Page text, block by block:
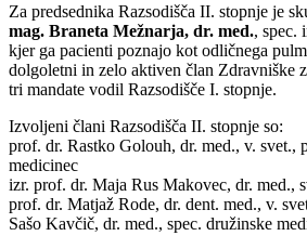
Za predsednika Razsodišča II. stopnje je
mag. Braneta Mežnarja, dr. med., spec.
kjer ga pacienti poznajo kot odličnega
dolgoletni in zelo aktiven član Zdravniške
tri mandate vodil Razsodišče I. stopnje.
Izvoljeni člani Razsodišča II. stopnje so:
prof. dr. Rastko Golouh, dr. med., v. svet.,
medicinec
izr. prof. dr. Maja Rus Makovec, dr. med.,
prof. dr. Matjaž Rode, dr. dent. med., v.
Sašo Kavčič, dr. med., spec. družinske